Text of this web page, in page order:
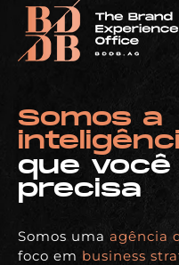
Somos a
que você
precisa
Somos uma agência
foco em business